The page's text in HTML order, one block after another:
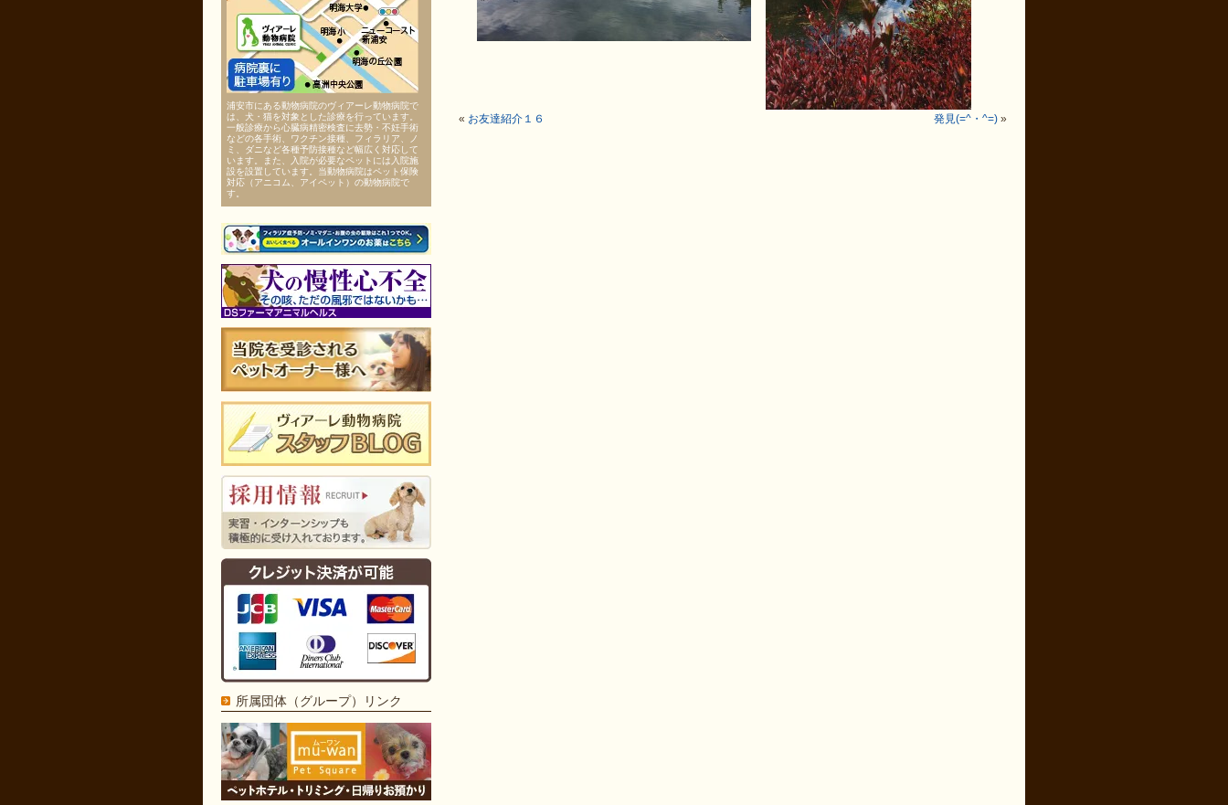
« お友達紹介１６ 発見(=^・^=) »
浦安市にある動物病院のヴィアーレ動物病院で
は、犬・猫を対象とした診療を行っています。
一般診療から心臓病精密検査に去勢・不妊手術
などの各手術、ワクチン接種、フィラリア、ノ
ミ、ダニなど各種予防接種など幅広く対応して
います。また、入院が必要なペットには入院施
設を設置しています。当動物病院はペット保険
対応（アニコム、アイペット）の動物病院で
す。
所属団体（グループ）リンク